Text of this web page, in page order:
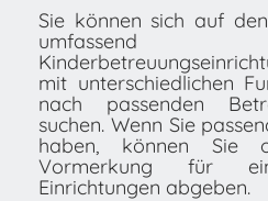
Sie können sich auf
mit unterschiedlichen
nach passenden
suchen. Wenn Sie
haben, können Sie
Vormerkung für
Einrichtungen abgeben.